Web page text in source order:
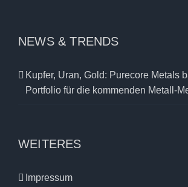
NEWS & TRENDS
Kupfer, Uran, Gold: Purecore Metals
Portfolio für die kommenden Metall-
WEITERES
Impressum